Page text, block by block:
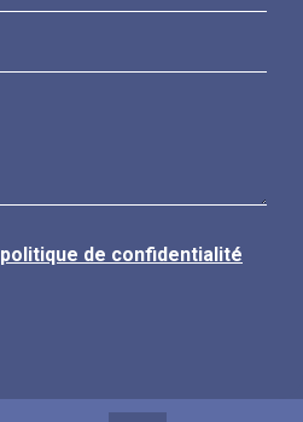
politique de confidentialité